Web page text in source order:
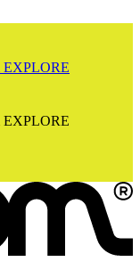
EXPLORE
EXPLORE